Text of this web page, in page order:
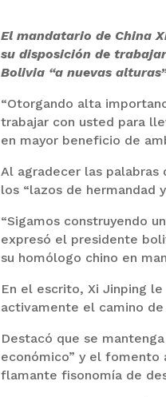
El mandatario de China
su disposición de
Bolivia “a nuevas
“Otorgando alta
trabajar con usted para
en mayor beneficio de
Al agradecer las
los “lazos de hermandad
“Sigamos construyendo
expresó el presidente
su homólogo chino en
En el escrito, Xi Jinping
activamente el camino de
Destacó que se
económico” y el fomento
flamante fisonomía de